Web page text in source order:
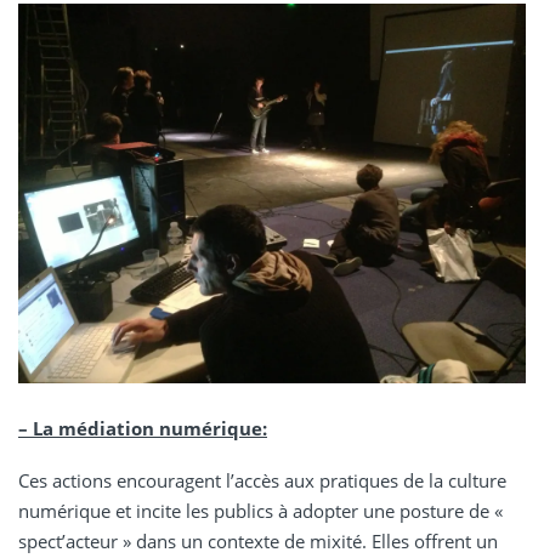
– La médiation numérique:
Ces actions encouragent l’accès aux pratiques de la culture
numérique et incite les publics à adopter une posture de «
spect’acteur » dans un contexte de mixité. Elles offrent un